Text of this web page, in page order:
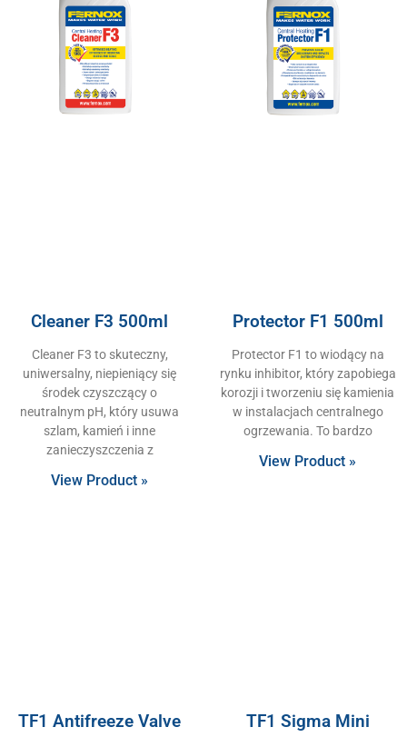
Cleaner F3 500ml
Cleaner F3 to skuteczny,
uniwersalny, niepieniący się
środek czyszczący o
neutralnym pH, który usuwa
szlam, kamień i inne
zanieczyszczenia z
View Product »
Protector F1 500ml
Protector F1 to wiodący na
rynku inhibitor, który zapobiega
korozji i tworzeniu się kamienia
w instalacjach centralnego
ogrzewania. To bardzo
View Product »
TF1 Antifreeze Valve TF1 Sigma Mini